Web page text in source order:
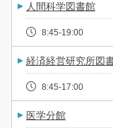
人間科学図書館
8:45-19:00
経済経営研究所図
8:45-17:00
医学分館